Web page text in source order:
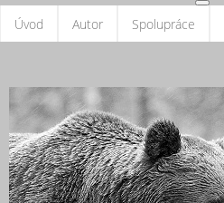
Úvod Autor Spolupráce